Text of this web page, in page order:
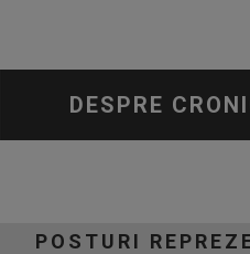
DESPRE
POSTURI